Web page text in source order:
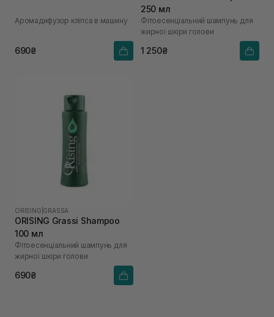
Аромадифузор кліпса в машину
690₴
250 мл
Фітоесенціальний шампунь для
жирної шкіри голови
1 250₴
ORISING GRASSA
ORISING Grassi Shampoo
100 мл
Фітоесенціальний шампунь для
жирної шкіри голови
690₴